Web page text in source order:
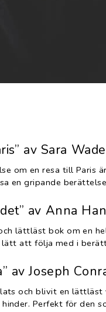
av Sara
om en resa till Paris
en gripande
av Anna
lättläst bok om en
att följa med i
av Joseph
och blivit en
Perfekt för den